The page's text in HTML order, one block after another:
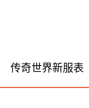
传奇世界新服表